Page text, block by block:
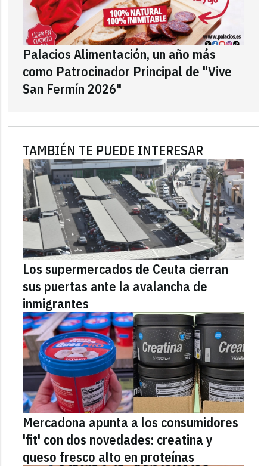
Palacios Alimentación, un año más
como Patrocinador Principal de "Vive
San Fermín 2026"
TAMBIÉN TE PUEDE INTERESAR
Los supermercados de Ceuta cierran
sus puertas ante la avalancha de
inmigrantes
Mercadona apunta a los consumidores
'fit' con dos novedades: creatina y
queso fresco alto en proteínas